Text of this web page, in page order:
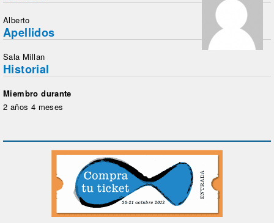
Alberto
Apellidos
Sala Millan
Historial
Miembro durante
2 años 4 meses